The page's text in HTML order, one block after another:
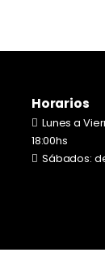
Horarios
Lunes a
18:00hs
Sábados: